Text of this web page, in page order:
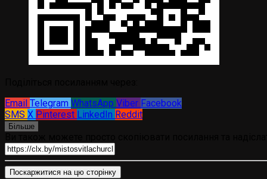
Email Telegram WhatsApp Viber Facebook
SMS X Pinterest LinkedIn Reddit
Більше
Поскаржитися на цю сторінку